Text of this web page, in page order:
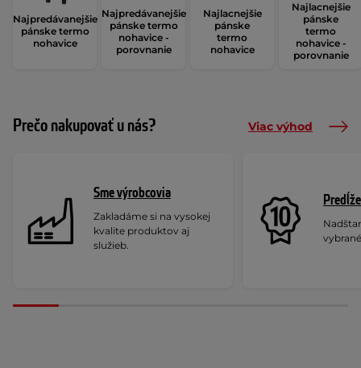
Najpredávanejšie
pánske termo
nohavice
Najpredávanejšie
pánske termo
nohavice -
porovnanie
Najlacnejšie
pánske
termo
nohavice
Najlacnejšie
pánske
termo
nohavice -
porovnanie
Prečo nakupovať u nás? Viac výhod
Sme výrobcovia
Zakladáme si na vysokej
kvalite produktov aj
služieb.